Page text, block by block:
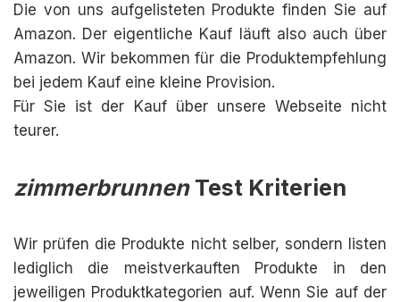
Die von uns aufgelisteten Produkte finden Sie auf
Amazon. Der eigentliche Kauf läuft also auch über
Amazon. Wir bekommen für die Produktempfehlung
bei jedem Kauf eine kleine Provision.
Für Sie ist der Kauf über unsere Webseite nicht
teurer.
zimmerbrunnenTest Kriterien
Wir prüfen die Produkte nicht selber, sondern listen
lediglich die meistverkauften Produkte in den
jeweiligen Produktkategorien auf. Wenn Sie auf der